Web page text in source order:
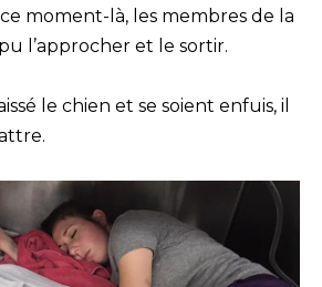
moment-là, les membres de la
l’approcher et le sortir.
le chien et se soient enfuis, il